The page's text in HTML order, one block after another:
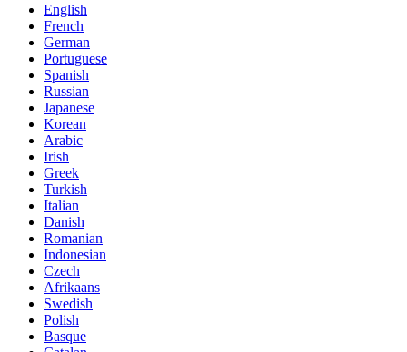
English
French
German
Portuguese
Spanish
Russian
Japanese
Korean
Arabic
Irish
Greek
Turkish
Italian
Danish
Romanian
Indonesian
Czech
Afrikaans
Swedish
Polish
Basque